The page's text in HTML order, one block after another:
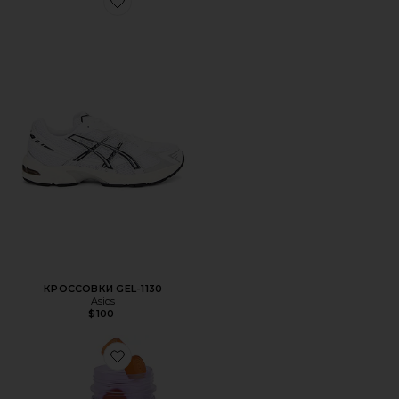
Favorite КРОССОВКИ GEL-1130
КРОССОВКИ GEL-1130
Asics
$100
Favorite ВИТАМИННЫЕ МАРМЕЛАДКИ PURR